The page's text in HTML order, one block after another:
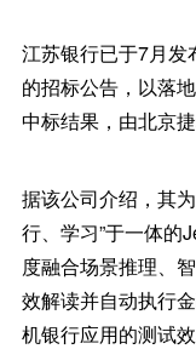
江苏银行已于7月发
的招标公告，以落
中标结果，由北京
据该公司介绍，其
行、学习”于一体的
度融合场景推理、
效解读并自动执行
机银行应用的测试效